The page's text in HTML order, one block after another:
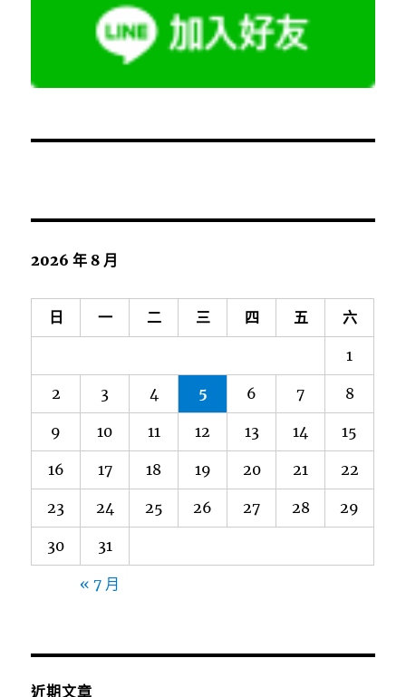
2026 年 8 月
日 一 二 三 四 五 六
1
2 3 4 5 6 7 8
9 10 11 12 13 14 15
16 17 18 19 20 21 22
23 24 25 26 27 28 29
30 31
« 7 月
近期文章